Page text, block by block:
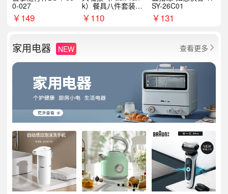
0-027
￥149
k）餐具八件套装HC
T6007
￥110
SY-26C01
￥131
家用电器 NEW 查看更多 